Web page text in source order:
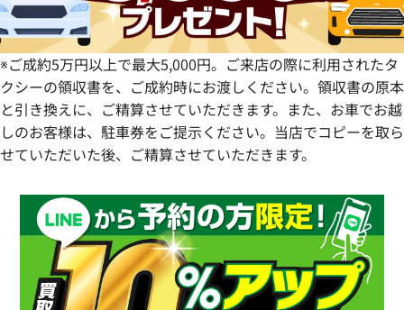
※ご成約5万円以上で最大5,000円。ご来店の際に利用されたタ
クシーの領収書を、ご成約時にお渡しください。領収書の原本
と引き換えに、ご精算させていただきます。また、お車でお越
しのお客様は、駐車券をご提示ください。当店でコピーを取ら
せていただいた後、ご精算させていただきます。